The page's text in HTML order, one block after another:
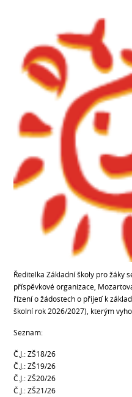
Ředitelka Základní školy pro žáky
příspěvkové organizace,
řízení o žádostech o přijetí k
školní rok 2026/2027), kterým
Seznam:
Č.J.: ZŠ18/26
Č.J.: ZŠ19/26
Č.J.: ZŠ20/26
Č.J.: ZŠ21/26